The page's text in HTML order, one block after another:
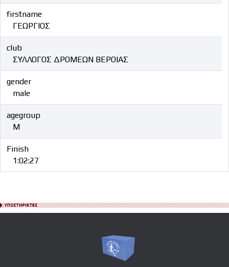
firstname
ΓΕΩΡΓΙΟΣ
club
ΣΥΛΛΟΓΟΣ ΔΡΟΜΕΩΝ ΒΕΡΟΙΑΣ
gender
male
agegroup
M
Finish
1:02:27